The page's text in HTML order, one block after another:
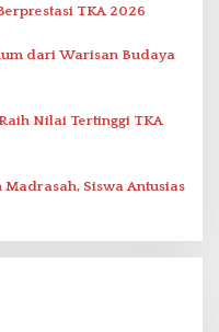
TKA 2026
dari Warisan Budaya
Nilai Tertinggi TKA
Madrasah, Siswa Antusias